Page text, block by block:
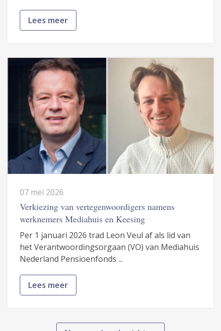
Lees meer
07 mei 2026
Verkiezing van vertegenwoordigers namens
werknemers Mediahuis en Keesing
Per 1 januari 2026 trad Leon Veul af als lid van
het Verantwoordingsorgaan (VO) van Mediahuis
Nederland Pensioenfonds ...
Lees meer